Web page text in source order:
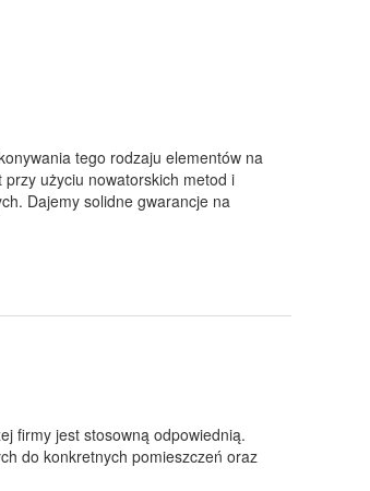
tego rodzaju elementów na
użyciu nowatorskich metod i
Dajemy solidne gwarancje na
firmy jest stosowną odpowiednią.
do konkretnych pomieszczeń oraz